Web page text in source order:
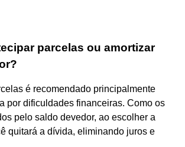
parcelas ou amortizar
é recomendado principalmente
por dificuldades financeiras. Como os
pelo saldo devedor, ao escolher a
quitará a dívida, eliminando juros e